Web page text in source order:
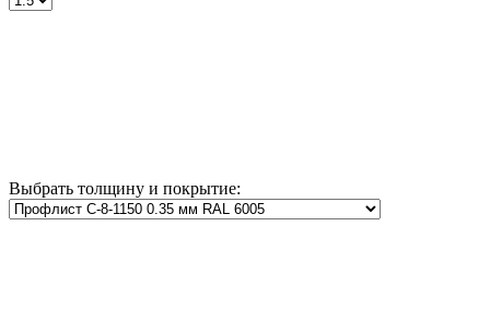
Выбрать толщину и покрытие: